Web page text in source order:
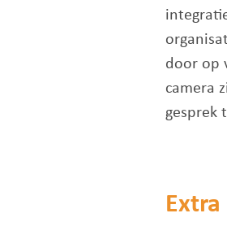
door op
camera
gesprek
Extra